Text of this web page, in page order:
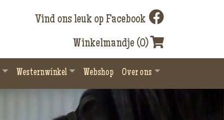
Vind ons leuk op Facebook
Winkelmandje (0)
Westernwinkel Webshop Over ons